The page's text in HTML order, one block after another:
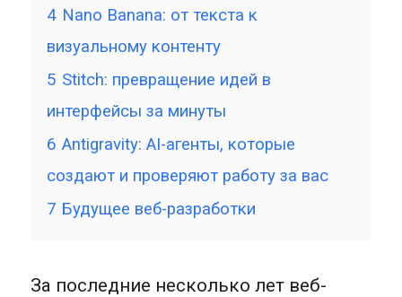
4 Nano Banana: от текста к
визуальному контенту
5 Stitch: превращение идей в
интерфейсы за минуты
6 Antigravity: AI-агенты, которые
создают и проверяют работу за вас
7 Будущее веб-разработки
За последние несколько лет веб-